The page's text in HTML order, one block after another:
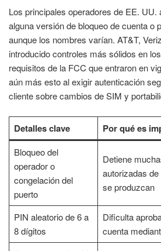
Los principales operadores de EE. UU.
alguna versión de bloqueo de cuenta o
aunque los nombres varían. AT&T,
introducido controles más sólidos en
requisitos de la FCC que entraron en
aún más esto al exigir autenticación
cliente sobre cambios de SIM y
Detalles clave Por qué es
Bloqueo del
operador o
congelación del
puerto
Detiene
autorizadas
se produzcan
PIN aleatorio de 6 a
8 dígitos
Dificulta
cuenta